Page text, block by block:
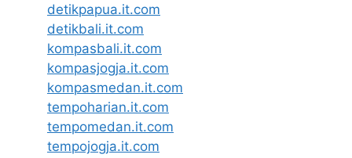
detikpapua.it.com
detikbali.it.com
kompasbali.it.com
kompasjogja.it.com
kompasmedan.it.com
tempoharian.it.com
tempomedan.it.com
tempojogja.it.com